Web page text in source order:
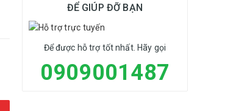
ĐỂ GIÚP ĐỠ BẠN
Để được hỗ trợ tốt nhất. Hãy gọi
0909001487